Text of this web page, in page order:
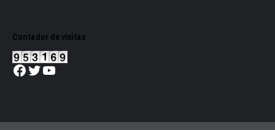
Contador de visitas
Facebook
Twitter
YouTube